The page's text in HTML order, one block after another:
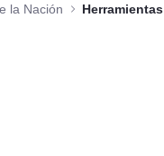
la Nación Herramientas